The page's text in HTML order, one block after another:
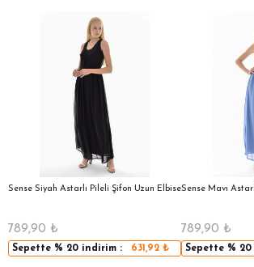
Sense Siyah Astarlı Pileli Şifon Uzun Elbise
789,90 ₺
Sepette % 20 indirim : 631,92₺
Sense Mavı
789,90 ₺
Sepette % 20